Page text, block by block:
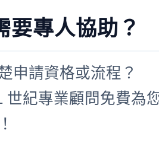
要專人協助？
申請資格或流程？
世紀專業顧問免費為